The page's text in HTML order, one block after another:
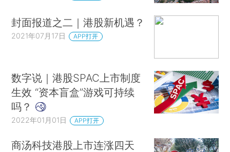
封面报道之二｜港股新机遇？
2021年07月17日 APP打开
数字说｜港股SPAC上市制度
生效 “资本盲盒”游戏可持续
吗？
2022年01月01日 APP打开
商汤科技港股上市连涨四天